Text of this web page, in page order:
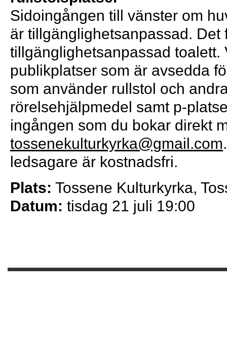
Sidoingången till vänster om
är tillgänglighetsanpassad. Det
tillgänglighetsanpassad toalett.
publikplatser som är avsedda
som använder rullstol och
rörelsehjälpmedel samt p-
ingången som du bokar direkt
tossenekulturkyrka@gmail.com
ledsagare är kostnadsfri.
Plats: Tossene Kulturkyrka,
Datum: tisdag 21 juli 19:00